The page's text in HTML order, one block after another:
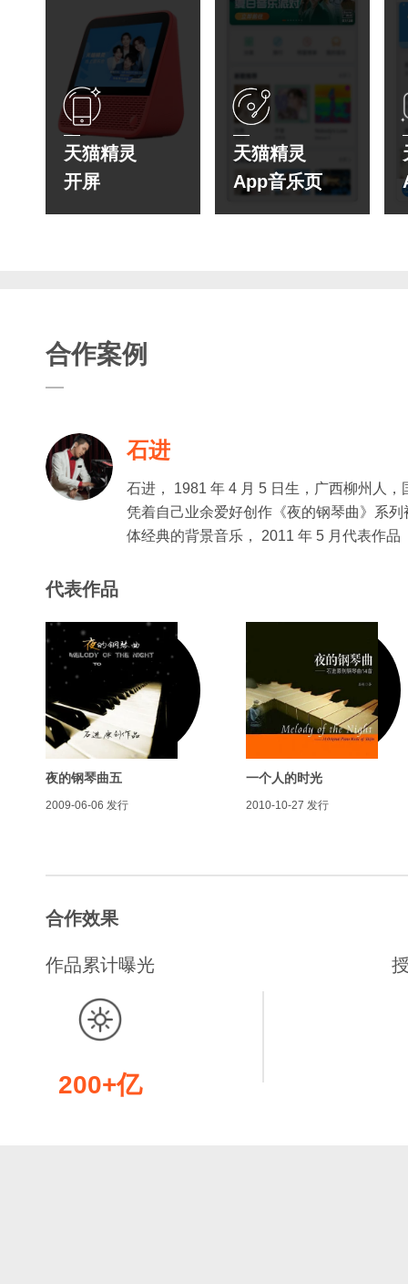
天猫精灵
开屏
天猫精灵
App音乐页
合作案例
石进
石进， 1981 年 4 月 5 日生，广西柳州人
凭着自己业余爱好创作《夜的钢琴曲》系
体经典的背景音乐， 2011 年 5 月代表作
代表作品
夜的钢琴曲五
2009-06-06 发行
一个人的时光
2010-10-27 发行
合作效果
作品累计曝光
200+亿